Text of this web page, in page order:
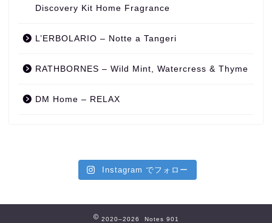
Discovery Kit Home Fragrance
L’ERBOLARIO – Notte a Tangeri
RATHBORNES – Wild Mint, Watercress & Thyme
DM Home – RELAX
Instagram でフォロー
2020–2026 Notes 901